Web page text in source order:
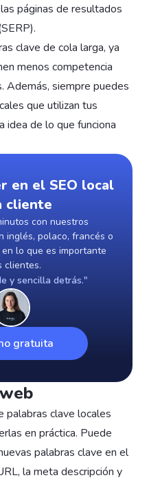
páginas de resultados
clave de cola larga, ya
menos competencia
Además, siempre puedes
que utilizan tus
idea de lo que funciona
en el SEO local
cliente
con nuestros
inglés, polaco, francés o
lo que es importante
clientes.
y sencilla detrás."
gratuita
palabras clave locales
en práctica. Puede
palabras clave en el
la meta descripción y